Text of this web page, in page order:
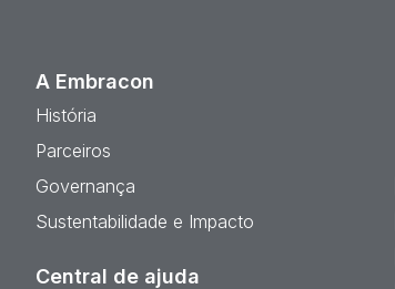
A Embracon
História
Parceiros
Governança
Sustentabilidade e Impacto
Central de ajuda